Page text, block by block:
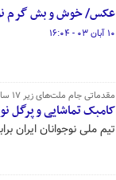
عکس/ خوش و بش گرم
۱۰ آبان ۰۳ - ۱۶:۰۴
مقدماتی جام ملت‌های زیر ۱۷ سال آسیا؛
کامبک تماشایی و پرگل
تیم ملی نوجوانان ایران